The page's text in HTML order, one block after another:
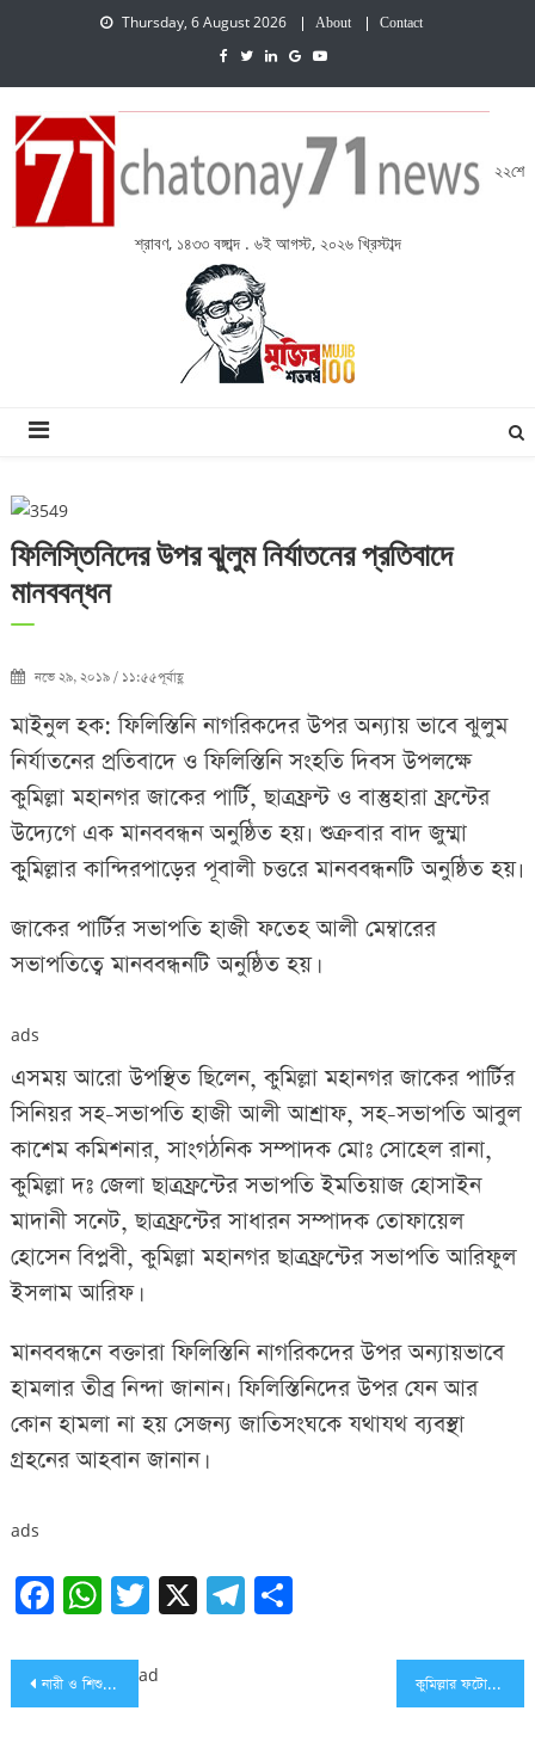
Thursday, 6 August 2026 About Contact
২২শে
শ্রাবণ, ১৪৩৩ বঙ্গাব্দ . ৬ই আগস্ট, ২০২৬ খ্রিস্টাব্দ
ফিলিস্তিনিদের উপর ঝুলুম নির্যাতনের প্রতিবাদে
মানববন্ধন
নভে ২৯, ২০১৯ / ১১:৫৫পূর্বাহ্ণ
মাইনুল হক: ফিলিস্তিনি নাগরিকদের উপর অন্যায় ভাবে ঝুলুম
নির্যাতনের প্রতিবাদে ও ফিলিস্তিনি সংহতি দিবস উপলক্ষে
কুমিল্লা মহানগর জাকের পার্টি, ছাত্রফ্রন্ট ও বাস্তুহারা ফ্রন্টের
উদ্যেগে এক মানববন্ধন অনুষ্ঠিত হয়৷ শুক্রবার বাদ জুম্মা
কুুমিল্লার কান্দিরপাড়ের পূবালী চত্তরে মানববন্ধনটি অনুষ্ঠিত হয়৷
জাকের পার্টির সভাপতি হাজী ফতেহ আলী মেম্বারের
সভাপতিত্বে মানববন্ধনটি অনুষ্ঠিত হয়।
ads
এসময় আরো উপস্থিত ছিলেন, কুমিল্লা মহানগর জাকের পার্টির
সিনিয়র সহ-সভাপতি হাজী আলী আশ্রাফ, সহ-সভাপতি আবুল
কাশেম কমিশনার, সাংগঠনিক সম্পাদক মোঃ সোহেল রানা,
কুমিল্লা দঃ জেলা ছাত্রফ্রন্টের সভাপতি ইমতিয়াজ হোসাইন
মাদানী সনেট, ছাত্রফ্রন্টের সাধারন সম্পাদক তোফায়েল
হোসেন বিপ্লবী, কুমিল্লা মহানগর ছাত্রফ্রন্টের সভাপতি আরিফুল
ইসলাম আরিফ।
মানববন্ধনে বক্তারা ফিলিস্তিনি নাগরিকদের উপর অন্যায়ভাবে
হামলার তীব্র নিন্দা জানান৷ ফিলিস্তিনিদের উপর যেন আর
কোন হামলা না হয় সেজন্য জাতিসংঘকে যথাযথ ব্যবস্থা
গ্রহনের আহবান জানান।
ads
Facebook
WhatsApp
Twitter
X Telegram
Share
Post
নারী ও শিশুর প্রতি যৌন সহিংসতা নিরসনে মতবিনিময় সভা কুমিল্লার ফটো সাংবাদিক হুমায়ন কবির জীবন’র একক আলোকচিত্র প্রদর্শনী
ad